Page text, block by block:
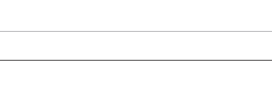
de Création Social